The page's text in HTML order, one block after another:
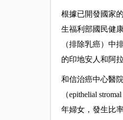
根據已開發國家
生福利部國民健
（排除乳癌）中
的印地安人和阿
和信治癌中心醫
（epithelial
年婦女，發生比